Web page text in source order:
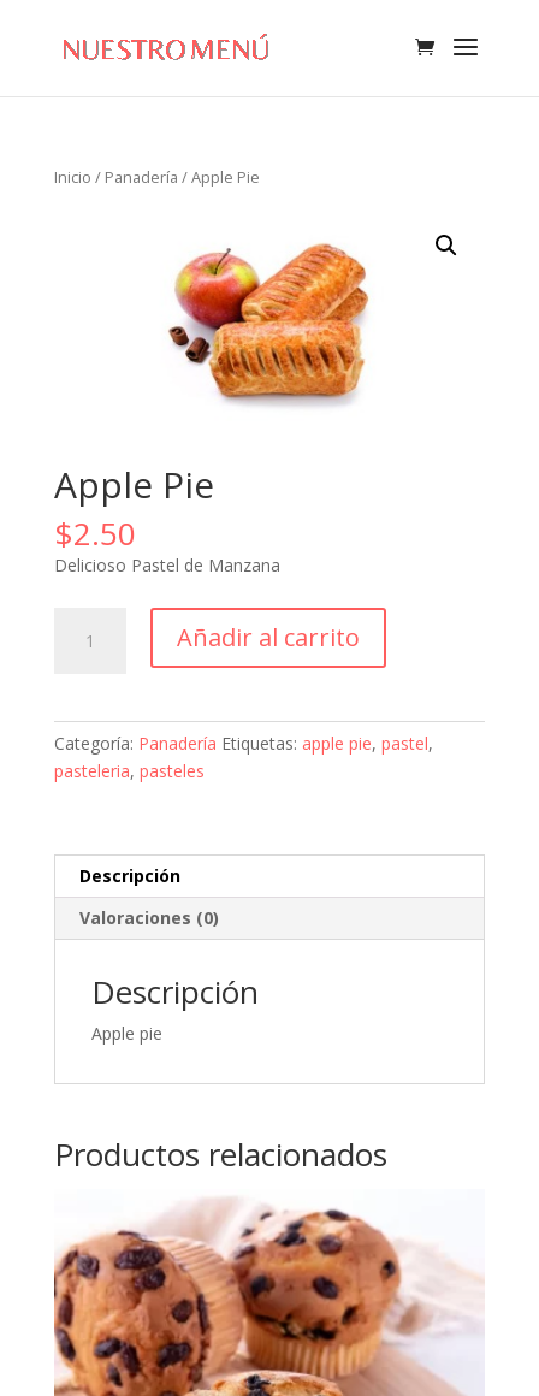
Inicio / Panadería / Apple Pie
Apple Pie
$2.50
Delicioso Pastel de Manzana
Añadir al carrito
Categoría: Panadería Etiquetas: apple pie, pastel,
pasteleria, pasteles
Descripción
Valoraciones (0)
Descripción
Apple pie
Productos relacionados